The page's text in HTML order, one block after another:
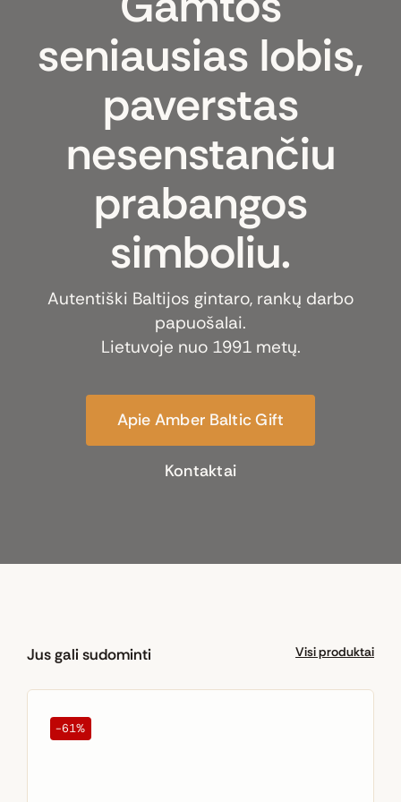
seniausias lobis,
paverstas
nesenstančiu
prabangos
simboliu.
Autentiški Baltijos gintaro, rankų darbo
papuošalai.
Lietuvoje nuo 1991 metų.
Apie Amber Baltic Gift
Kontaktai
Jus gali sudominti Visi produktai
-61%